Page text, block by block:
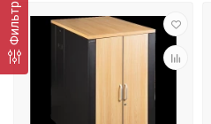
Фильтр